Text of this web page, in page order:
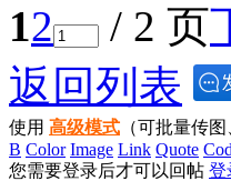
12 / 2 页
返回列表
使用 高级模式 （可批量传
B Color Image Link Quote
您需要登录后才可以回帖 登